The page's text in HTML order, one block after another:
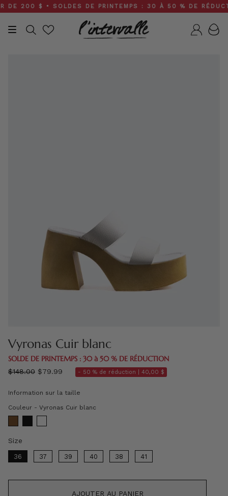
Skip
to
content
$ • SOLDES DE PRINTEMPS : 30 À 50 % DE
Recherche
Vyronas Cuir blanc
SOLDE DE PRINTEMPS : 30 à 50 % DE RÉDUCTION
régulier
$148.00 $79.99 - 50 % de réduction | 40,00 $
Information sur la taille
Couleur - Vyronas Cuir blanc
Size
36 37 39 40 38 41
AJOUTER AU PANIER